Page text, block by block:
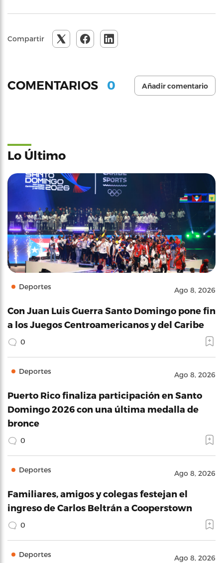
Compartir
COMENTARIOS 0 Añadir comentario
Lo Último
Deportes Ago 8, 2026
Con Juan Luis Guerra Santo Domingo pone fin
a los Juegos Centroamericanos y del Caribe
0
Deportes Ago 8, 2026
Puerto Rico finaliza participación en Santo
Domingo 2026 con una última medalla de
bronce
0
Deportes Ago 8, 2026
Familiares, amigos y colegas festejan el
ingreso de Carlos Beltrán a Cooperstown
0
Deportes Ago 8, 2026